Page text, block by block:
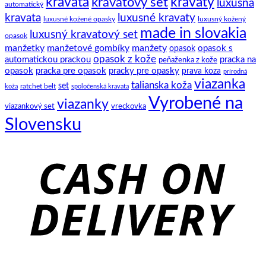
automatický
luxusná
kravata luxusné kožené opasky luxusné kravaty luxusný kožený
opasok luxusný kravatový set made in slovakia
manžetky manžetové gombíky manžety opasok opasok s
automatickou prackou opasok z kože peňaženka z kože pracka na
opasok pracka pre opasok pracky pre opasky prava koza prírodná
koža ratchet belt set spoločenská kravata talianska koža viazanka
viazankový set viazanky vreckovka Vyrobené na
Slovensku